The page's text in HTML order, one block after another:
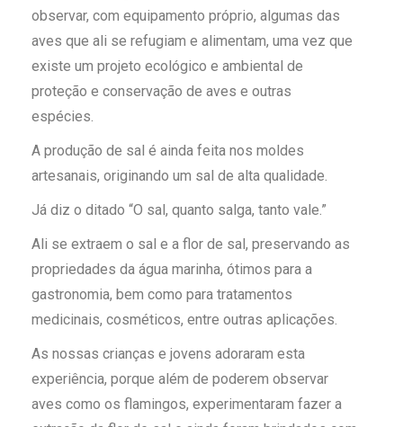
observar, com equipamento próprio, algumas das
aves que ali se refugiam e alimentam, uma vez que
existe um projeto ecológico e ambiental de
proteção e conservação de aves e outras
espécies.
A produção de sal é ainda feita nos moldes
artesanais, originando um sal de alta qualidade.
Já diz o ditado “O sal, quanto salga, tanto vale.”
Ali se extraem o sal e a flor de sal, preservando as
propriedades da água marinha, ótimos para a
gastronomia, bem como para tratamentos
medicinais, cosméticos, entre outras aplicações.
As nossas crianças e jovens adoraram esta
experiência, porque além de poderem observar
aves como os flamingos, experimentaram fazer a